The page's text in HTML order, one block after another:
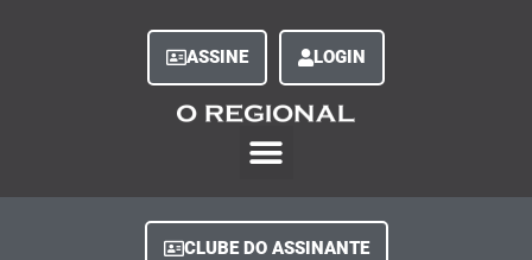
ASSINE LOGIN
CLUBE DO ASSINANTE